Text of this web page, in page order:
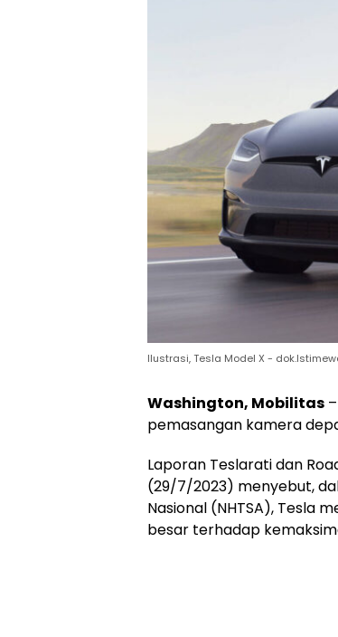
Ilustrasi, Tesla Model X -
Washington, Mobilitas
pemasangan kamera
Laporan Teslarati dan
(29/7/2023) menyebut,
Nasional (NHTSA), Tesla
besar terhadap